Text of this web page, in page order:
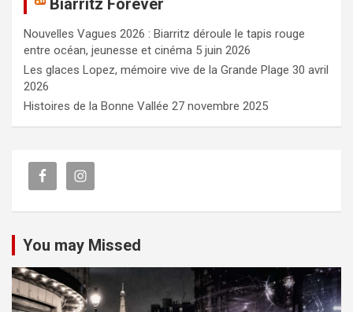
Nouvelles Vagues 2026 : Biarritz déroule le tapis rouge
entre océan, jeunesse et cinéma 5 juin 2026
Les glaces Lopez, mémoire vive de la Grande Plage 30 avril
2026
Histoires de la Bonne Vallée 27 novembre 2025
You may Missed